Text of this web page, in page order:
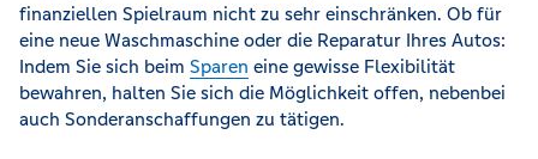
finanziellen Spielraum nicht zu sehr einschränken. Ob für
eine neue Waschmaschine oder die Reparatur Ihres Autos:
Indem Sie sich beim Sparen eine gewisse Flexibilität
bewahren, halten Sie sich die Möglichkeit offen, nebenbei
auch Sonderanschaffungen zu tätigen.